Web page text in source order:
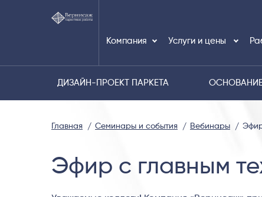
Компания Услуги и цены
ДИЗАЙН-ПРОЕКТ ПАРКЕТА
Главная Семинары и события Вебинары
Эфир с главным